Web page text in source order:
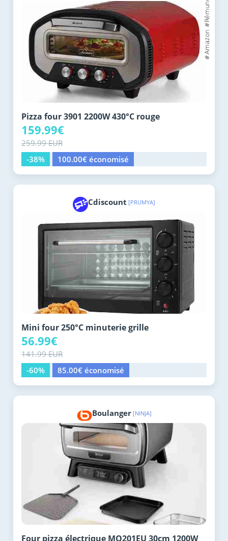
Pizza four 3901 2200W 430°C rouge
159.99€
259.99 EUR
-38%
100.00€ économisé
Cdiscount [PRUMYA]
Mini four 250°C minuterie grille
56.99€
141.99 EUR
-60%
85.00€ économisé
Boulanger [NINJA]
Four pizza électrique MO201EU 30cm 1200W